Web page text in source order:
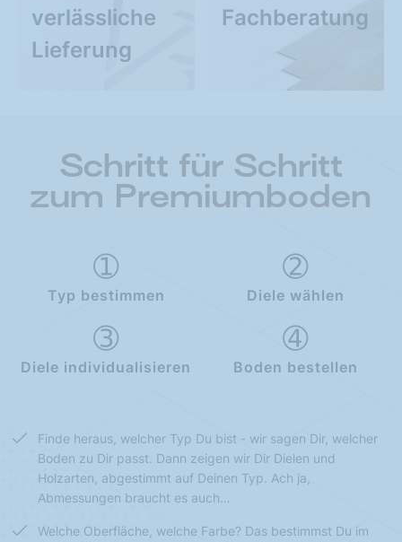
verlässliche
Lieferung
Fachberatung
Schritt für Schritt
zum Premiumboden
Typ bestimmen Diele wählen
Diele individualisieren Boden bestellen
Finde heraus, welcher Typ Du bist - wir sagen Dir, welcher
Boden zu Dir passt. Dann zeigen wir Dir Dielen und
Holzarten, abgestimmt auf Deinen Typ. Ach ja,
Abmessungen braucht es auch…
Welche Oberfläche, welche Farbe? Das bestimmst Du im